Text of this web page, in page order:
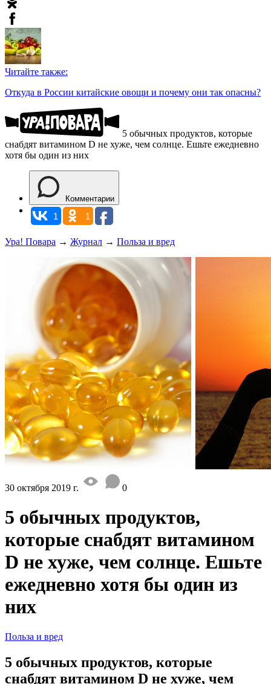
Читайте также:
Откуда в России китайские овощи и почему они так опасны?
5 обычных продуктов, которые
снабдят витамином D не хуже, чем солнце. Ешьте ежедневно
хотя бы один из них
Комментарии
1
1
Ура! Повара → Журнал → Польза и вред
30 октября 2019 г. 0
5 обычных продуктов,
которые снабдят витамином
D не хуже, чем солнце. Ешьте
ежедневно хотя бы один из
них
Польза и вред
5 обычных продуктов, которые
снабдят витамином D не хуже, чем